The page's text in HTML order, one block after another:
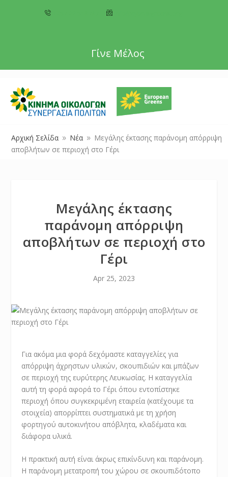
Γίνε Μέλος
Αρχική Σελίδα 9 Νέα 9
Μεγάλης έκτασης παράνομη απόρριψη
αποβλήτων σε περιοχή στο Γέρι
Μεγάλης έκτασης
παράνομη απόρριψη
αποβλήτων σε περιοχή στο
Γέρι
Apr 25, 2023
Για ακόμα μια φορά δεχόμαστε καταγγελίες για
απόρριψη άχρηστων υλικών, σκουπιδιών και μπάζων
σε περιοχή της ευρύτερης Λευκωσίας. Η καταγγελία
αυτή τη φορά αφορά το Γέρι όπου εντοπίστηκε
περιοχή όπου συγκεκριμένη εταιρεία (κατέχουμε τα
στοιχεία) απορρίπτει συστηματικά με τη χρήση
φορτηγού αυτοκινήτου απόβλητα, κλαδέματα και
διάφορα υλικά.
Η πρακτική αυτή είναι άκρως επικίνδυνη και παράνομη.
Η παράνομη μετατροπή του χώρου σε σκουπιδότοπο